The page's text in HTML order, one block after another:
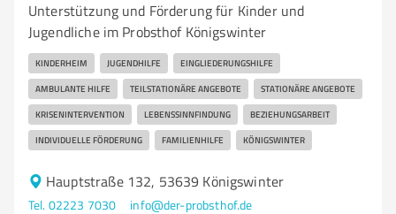
Unterstützung und Förderung für Kinder und
Jugendliche im Probsthof Königswinter
KINDERHEIM JUGENDHILFE EINGLIEDERUNGSHILFE
AMBULANTE HILFE TEILSTATIONÄRE ANGEBOTE STATIONÄRE ANGEBOTE
KRISENINTERVENTION LEBENSSINNFINDUNG BEZIEHUNGSARBEIT
INDIVIDUELLE FÖRDERUNG FAMILIENHILFE KÖNIGSWINTER
Hauptstraße 132, 53639 Königswinter
Tel. 02223 7030
info@der-probsthof.de